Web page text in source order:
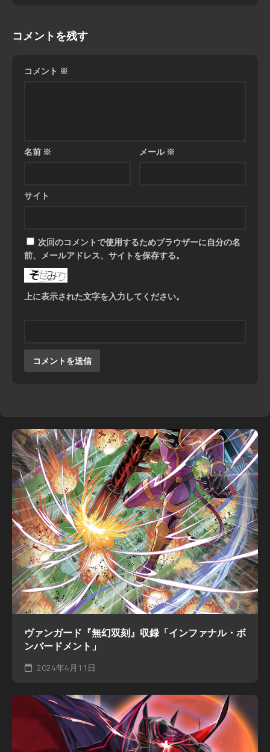
コメントを残す
コメント ※
名前 ※ メール※
サイト
次回のコメントで使用するためブラウザーに自分の名
前、メールアドレス、サイトを保存する。
上に表示された文字を入力してください。
ヴァンガード『無幻双刻』収録「インファナル・ボ
ンバードメント」
2024年4月11日